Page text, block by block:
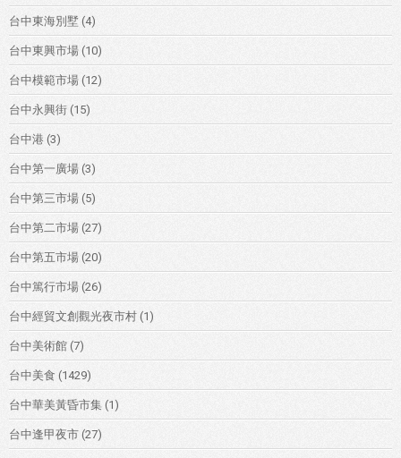
台中東海別墅 (4)
台中東興市場 (10)
台中模範市場 (12)
台中永興街 (15)
台中港 (3)
台中第一廣場 (3)
台中第三市場 (5)
台中第二市場 (27)
台中第五市場 (20)
台中篤行市場 (26)
台中經貿文創觀光夜市村 (1)
台中美術館 (7)
台中美食 (1429)
台中華美黃昏市集 (1)
台中逢甲夜市 (27)